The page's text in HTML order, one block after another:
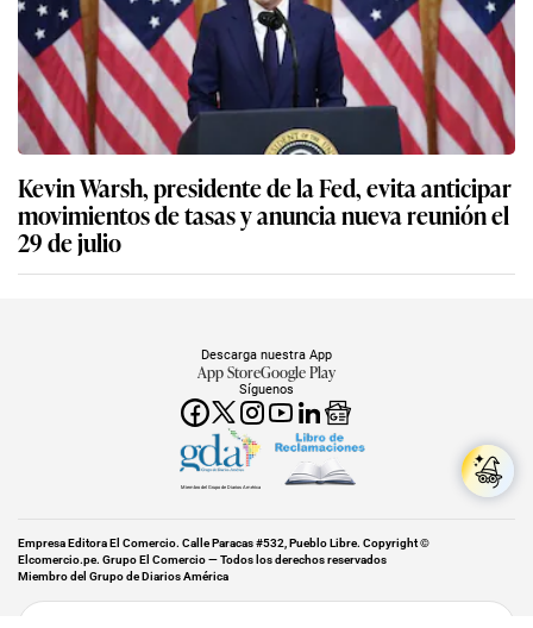
Kevin Warsh, presidente de la Fed, evita anticipar
movimientos de tasas y anuncia nueva reunión el
29 de julio
Síguenos
Descarga nuestra App
App StoreGoogle Play
Miembro del Grupo de Diarios América
Empresa Editora El Comercio. Calle Paracas #532, Pueblo Libre. Copyright ©
Elcomercio.pe. Grupo El Comercio — Todos los derechos reservados
Miembro del Grupo de Diarios América